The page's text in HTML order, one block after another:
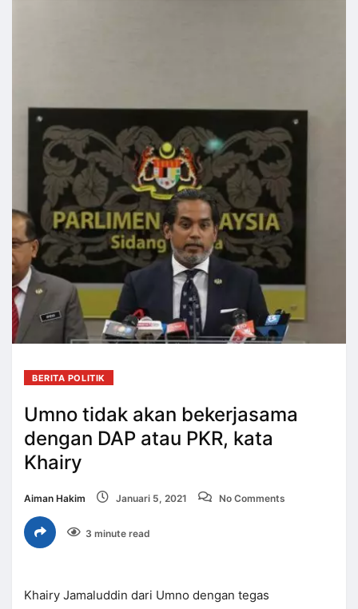
BERITA POLITIK
Umno tidak akan bekerjasama
dengan DAP atau PKR, kata
Khairy
Aiman Hakim Januari 5, 2021 No Comments
3 minute read
Khairy Jamaluddin dari Umno dengan tegas